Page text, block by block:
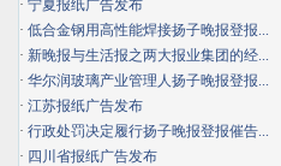
· 宁夏报纸广告发布
· 低合金钢用高性能焊接扬子晚报登报...
· 新晚报与生活报之两大报业集团的经...
· 华尔润玻璃产业管理人扬子晚报登报...
· 江苏报纸广告发布
· 行政处罚决定履行扬子晚报登报催告...
· 四川省报纸广告发布